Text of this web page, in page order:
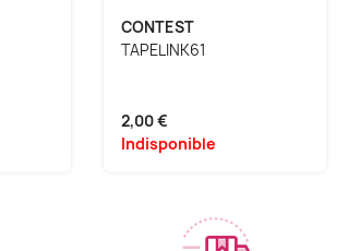
CONTEST
TAPELINK61
2,00 €
Indisponible